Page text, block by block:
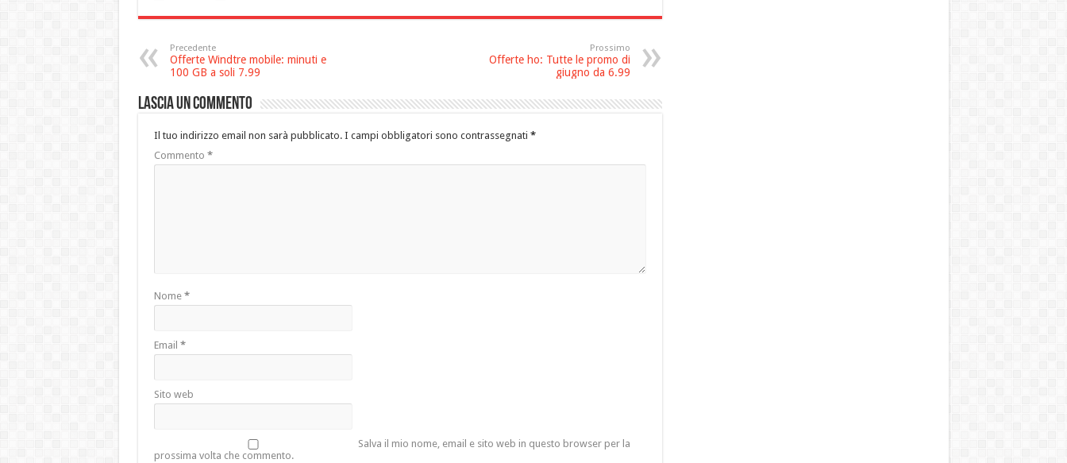
Precedente
Offerte Windtre mobile: minuti e
100 GB a soli 7.99
Prossimo
Offerte ho: Tutte le promo di
giugno da 6.99
Lascia un commento
Il tuo indirizzo email non sarà pubblicato. I campi obbligatori sono contrassegnati *
Commento *
Nome *
Email *
Sito web
Salva il mio nome, email e sito web in questo browser per la
prossima volta che commento.